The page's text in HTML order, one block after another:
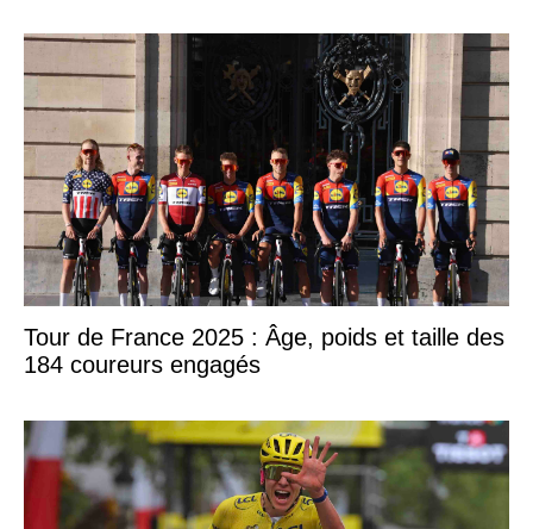
Tour de France 2025 : Âge, poids et taille des
184 coureurs engagés